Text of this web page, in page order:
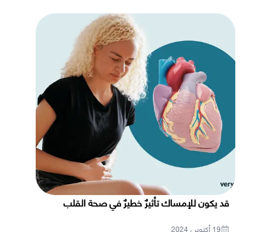
قد يكون للإمساك تأثيرٌ خطيرٌ في صحة القلب
19 أكتوبر ، 2024